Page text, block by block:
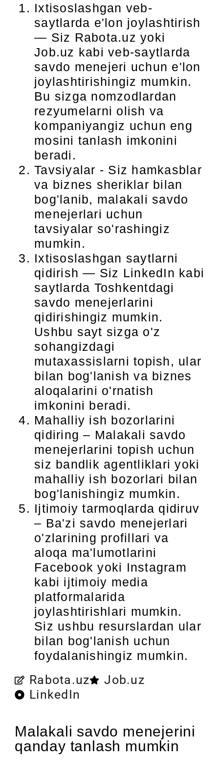
Ixtisoslashgan veb-
saytlarda e'lon joylashtirish
— Siz Rabota.uz yoki
Job.uz kabi veb-saytlarda
savdo menejeri uchun e'lon
joylashtirishingiz mumkin.
Bu sizga nomzodlardan
rezyumelarni olish va
kompaniyangiz uchun eng
mosini tanlash imkonini
beradi.
Tavsiyalar - Siz hamkasblar
va biznes sheriklar bilan
bog'lanib, malakali savdo
menejerlari uchun
tavsiyalar so'rashingiz
mumkin.
Ixtisoslashgan saytlarni
qidirish — Siz LinkedIn kabi
saytlarda Toshkentdagi
savdo menejerlarini
qidirishingiz mumkin.
Ushbu sayt sizga o'z
sohangizdagi
mutaxassislarni topish, ular
bilan bog'lanish va biznes
aloqalarini o'rnatish
imkonini beradi.
Mahalliy ish bozorlarini
qidiring – Malakali savdo
menejerlarini topish uchun
siz bandlik agentliklari yoki
mahalliy ish bozorlari bilan
bog'lanishingiz mumkin.
Ijtimoiy tarmoqlarda qidiruv
– Ba'zi savdo menejerlari
o'zlarining profillari va
aloqa ma'lumotlarini
Facebook yoki Instagram
kabi ijtimoiy media
platformalarida
joylashtirishlari mumkin.
Siz ushbu resurslardan ular
bilan bog'lanish uchun
foydalanishingiz mumkin.
Rabota.uz
Job.uz
LinkedIn
Malakali savdo menejerini
qanday tanlash mumkin